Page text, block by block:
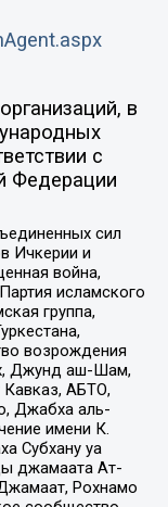
в
с
Федерации
сил
Ичкерии и
война,
исламского
группа,
возрождения
Джунд аш-Шам,
АБТО,
Джабха аль-
имени К.
Субхану уа
джамаата Ат-
Рохнамо